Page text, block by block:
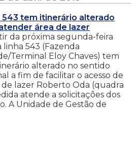
543 tem itinerário alterado
área de lazer
da próxima segunda-feira
linha 543 (Fazenda
Terminal Eloy Chaves) tem
alterado no sentido
a fim de facilitar o acesso de
lazer Roberto Oda (quadra
atende a solicitações dos
A Unidade de Gestão de